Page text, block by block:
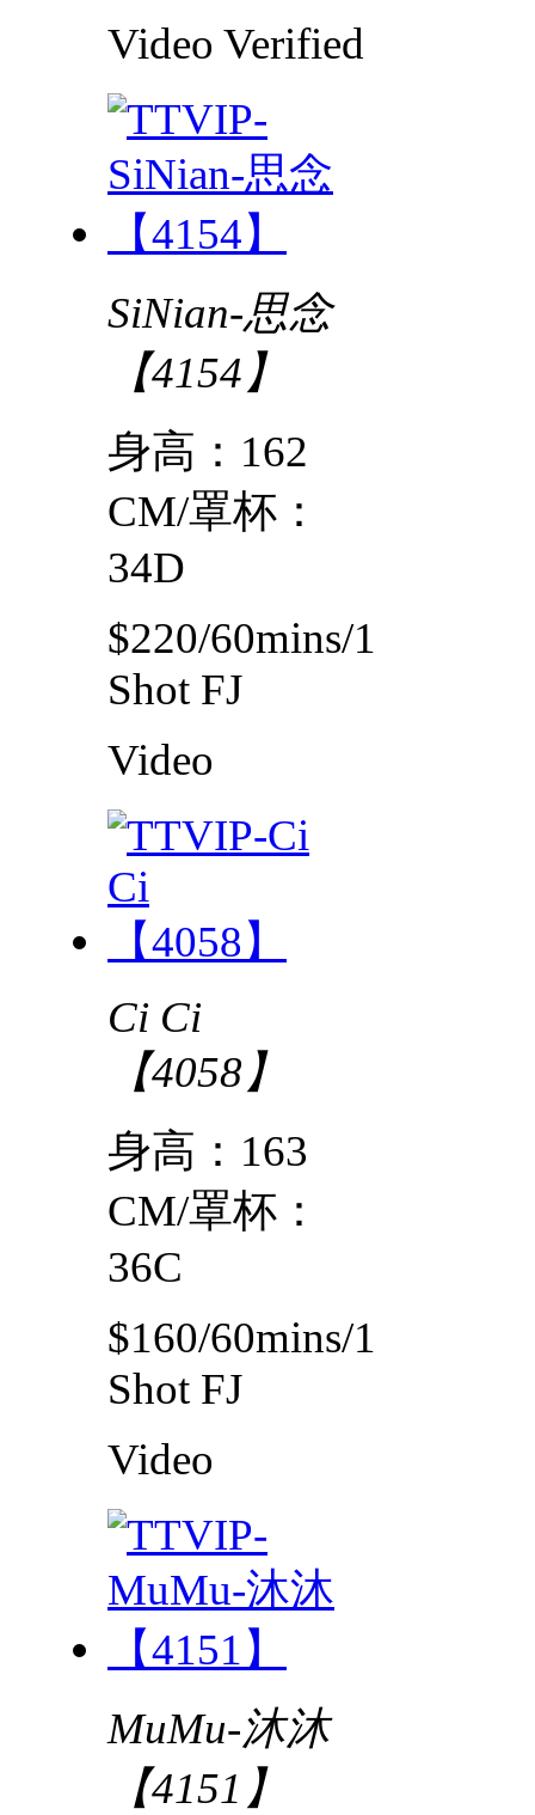
Video Verified
SiNian-思念
【4154】
身高：162
CM/罩杯：
34D
$220/60mins/1
Shot FJ
Video
Ci Ci
【4058】
身高：163
CM/罩杯：
36C
$160/60mins/1
Shot FJ
Video
MuMu-沐沐
【4151】